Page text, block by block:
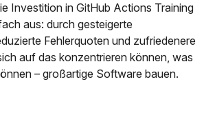
Investition in GitHub Actions Training
aus: durch gesteigerte
Fehlerquoten und zufriedenere
auf das konzentrieren können, was
– großartige Software bauen.